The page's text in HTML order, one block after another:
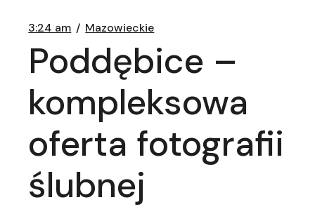
3:24 am Mazowieckie
Poddębice –
kompleksowa
oferta fotografii
ślubnej